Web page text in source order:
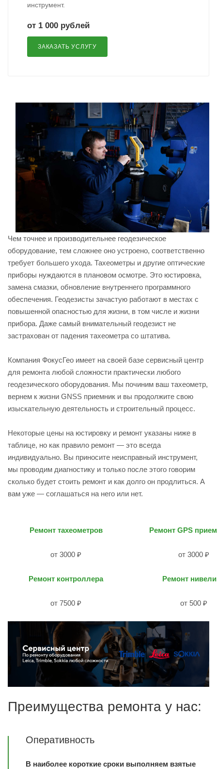
инструмент.
от 1 000 рублей
ЗАКАЗАТЬ УСЛУГУ
Чем точнее и производительнее геодезическое
оборудование, тем сложнее оно устроено, соответственно
требует большего ухода. Тахеометры и другие оптические
приборы нуждаются в плановом осмотре. Это юстировка,
замена смазки, обновление внутреннего программного
обеспечения. Геодезисты зачастую работают в местах с
повышенной опасностью для жизни, в том числе и жизни
прибора. Даже самый внимательный геодезист не
застрахован от падения тахеометра со штатива.
Компания ФокусГео имеет на своей базе сервисный центр
для ремонта любой сложности практически любого
геодезического оборудования. Мы починим ваш тахеометр,
вернем к жизни GNSS приемник и вы продолжите свою
изыскательную деятельность и строительный процесс.
Некоторые цены на юстировку и ремонт указаны ниже в
таблице, но как правило ремонт — это всегда
индивидуально. Вы приносите неисправный инструмент,
мы проводим диагностику и только после этого говорим
сколько будет стоить ремонт и как долго он продлиться. А
вам уже — соглашаться на него или нет.
Ремонт тахеометров
от 3000 ₽
Ремонт GPS
от 3000 ₽
Ремонт контроллера
от 7500 ₽
Ремонт
от 500 ₽
Преимущества ремонта у нас:
Оперативность
В наиболее короткие сроки выполняем взятые